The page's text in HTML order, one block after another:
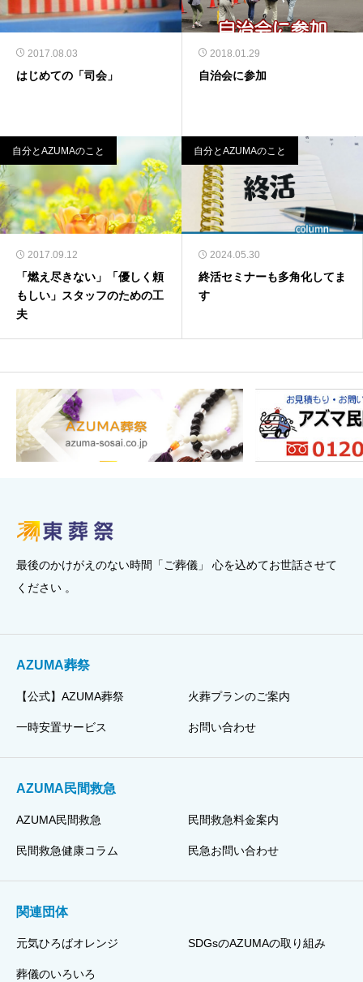
2017.08.03
はじめての「司会」
2018.01.29
自治会に参加
自分とAZUMAのこと
2017.09.12
「燃え尽きない」「優しく頼
もしい」スタッフのための工
夫
自分とAZUMAのこと
2024.05.30
終活セミナーも多角化してま
す
最後のかけがえのない時間「ご葬儀」 心を込めてお世話させて
ください 。
AZUMA葬祭
【公式】AZUMA葬祭 火葬プランのご案内
一時安置サービス お問い合わせ
AZUMA民間救急
AZUMA民間救急 民間救急料金案内
民間救急健康コラム 民急お問い合わせ
関連団体
元気ひろばオレンジ SDGsのAZUMAの取り組み
葬儀のいろいろ